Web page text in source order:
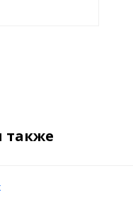
также